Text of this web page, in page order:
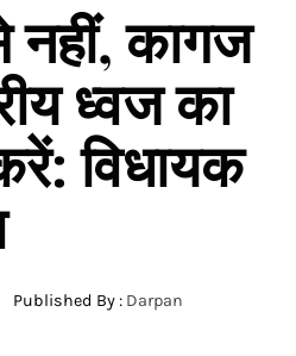
नहीं, कागज
ध्वज का
विधायक
Published By : Darpan